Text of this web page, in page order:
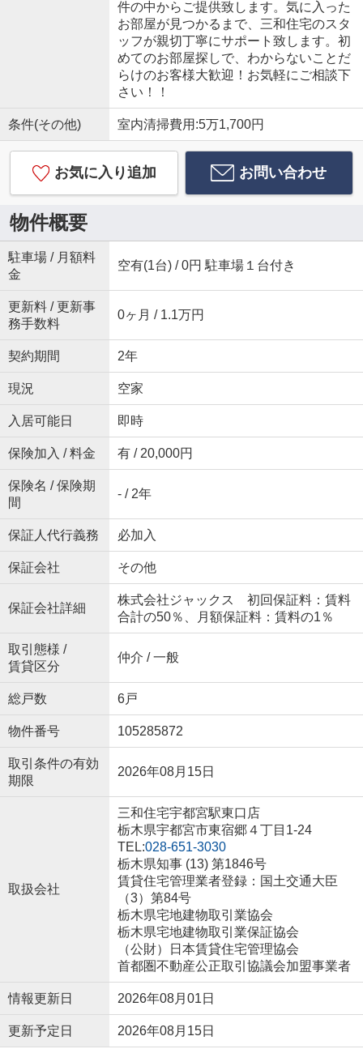
件の中からご提供致します。気に入った
お部屋が見つかるまで、三和住宅のスタ
ッフが親切丁寧にサポート致します。初
めてのお部屋探しで、わからないことだ
らけのお客様大歓迎！お気軽にご相談下
さい！！
条件(その他) 室内清掃費用:5万1,700円
お気に入り追加 お問い合わせ
物件概要
駐車場 / 月額料
金
空有(1台) / 0円 駐車場１台付き
更新料 / 更新事
務手数料
0ヶ月 / 1.1万円
契約期間 2年
現況 空家
入居可能日 即時
保険加入 / 料金 有 / 20,000円
保険名 / 保険期
間
- / 2年
保証人代行義務 必加入
保証会社 その他
保証会社詳細
株式会社ジャックス 初回保証料：賃料
合計の50％、月額保証料：賃料の1％
取引態様 /
賃貸区分
仲介 / 一般
総戸数 6戸
物件番号 105285872
取引条件の有効
期限
2026年08月15日
取扱会社
三和住宅宇都宮駅東口店
栃木県宇都宮市東宿郷４丁目1-24
TEL:028-651-3030
栃木県知事 (13) 第1846号
賃貸住宅管理業者登録：国土交通大臣
（3）第84号
栃木県宅地建物取引業協会
栃木県宅地建物取引業保証協会
（公財）日本賃貸住宅管理協会
首都圏不動産公正取引協議会加盟事業者
情報更新日 2026年08月01日
更新予定日 2026年08月15日